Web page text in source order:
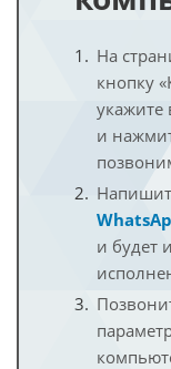
На
кнопку
и
и будет